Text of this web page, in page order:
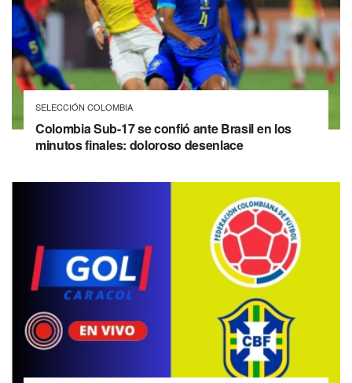
SELECCIÓN COLOMBIA
Colombia Sub-17 se confió ante Brasil en los
minutos finales: doloroso desenlace